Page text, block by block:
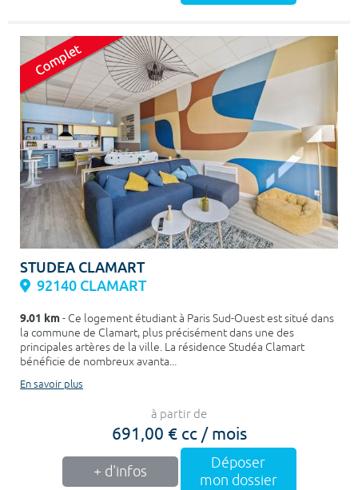
STUDEA CLAMART
92140 CLAMART
9.01 km- Ce logement étudiant à Paris Sud-Ouest est situé dans
la commune de Clamart, plus précisément dans une des
principales artères de la ville. La résidence Studéa Clamart
bénéficie de nombreux avanta...
En savoir plus
à partir de
691,00 € cc / mois
+ d'infos
Déposer
mon dossier